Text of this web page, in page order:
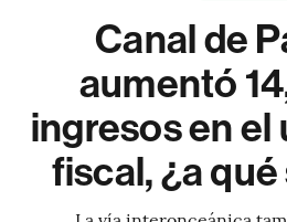
Canal de
aumentó
ingresos en el
fiscal, ¿a